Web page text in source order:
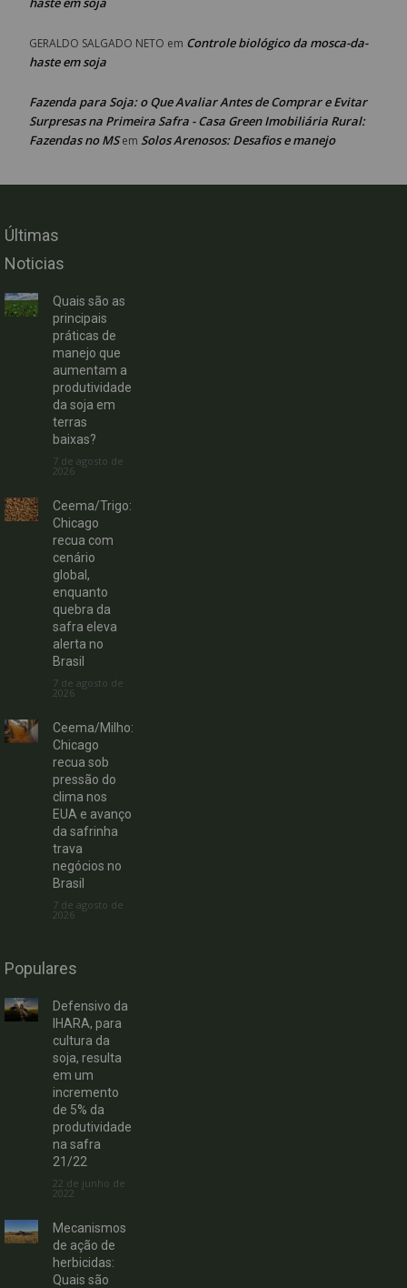
GERALDO SALGADO NETO em Controle biológico da mosca-da-
haste em soja
Fazenda para Soja: o Que Avaliar Antes de Comprar e Evitar
Surpresas na Primeira Safra - Casa Green Imobiliária Rural:
Fazendas no MSem Solos Arenosos: Desafios e manejo
Últimas
Noticias
Quais são as
principais
práticas de
manejo que
aumentam a
produtividade
da soja em
terras
baixas?
7 de agosto de
2026
Ceema/Trigo:
Chicago
recua com
cenário
global,
enquanto
quebra da
safra eleva
alerta no
Brasil
7 de agosto de
2026
Ceema/Milho:
Chicago
recua sob
pressão do
clima nos
EUA e avanço
da safrinha
trava
negócios no
Brasil
7 de agosto de
2026
Populares
Defensivo da
IHARA, para
cultura da
soja, resulta
em um
incremento
de 5% da
produtividade
na safra
21/22
22 de junho de
2022
Mecanismos
de ação de
herbicidas:
Quais são